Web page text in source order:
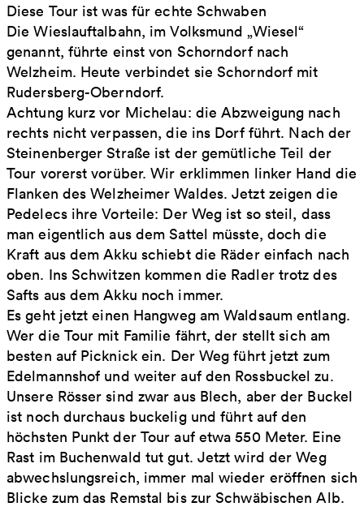
Diese Tour ist was für echte Schwaben
Die Wieslauftalbahn, im Volksmund „Wiesel“
genannt, führte einst von Schorndorf nach
Welzheim. Heute verbindet sie Schorndorf mit
Rudersberg-Oberndorf.
Achtung kurz vor Michelau: die Abzweigung nach
rechts nicht verpassen, die ins Dorf führt. Nach der
Steinenberger Straße ist der gemütliche Teil der
Tour vorerst vorüber. Wir erklimmen linker Hand die
Flanken des Welzheimer Waldes. Jetzt zeigen die
Pedelecs ihre Vorteile: Der Weg ist so steil, dass
man eigentlich aus dem Sattel müsste, doch die
Kraft aus dem Akku schiebt die Räder einfach nach
oben. Ins Schwitzen kommen die Radler trotz des
Safts aus dem Akku noch immer.
Es geht jetzt einen Hangweg am Waldsaum entlang.
Wer die Tour mit Familie fährt, der stellt sich am
besten auf Picknick ein. Der Weg führt jetzt zum
Edelmannshof und weiter auf den Rossbuckel zu.
Unsere Rösser sind zwar aus Blech, aber der Buckel
ist noch durchaus buckelig und führt auf den
höchsten Punkt der Tour auf etwa 550 Meter. Eine
Rast im Buchenwald tut gut. Jetzt wird der Weg
abwechslungsreich, immer mal wieder eröffnen sich
Blicke zum das Remstal bis zur Schwäbischen Alb.